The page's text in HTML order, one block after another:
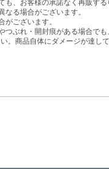
、お客様の承諾なく再販す
る場合がございます。
ございます。
つぶれ・開封痕がある場合で
。商品自体にダメージが達し